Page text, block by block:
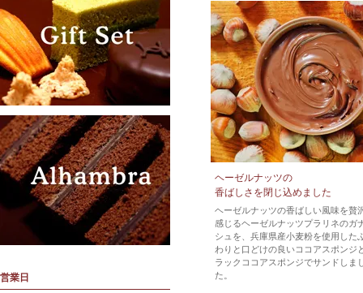
ヘーゼルナッツの
香ばしさを閉じ込めました
ヘーゼルナッツの香ばしい風味を贅
感じるヘーゼルナッツプラリネのガ
シュを、兵庫県産小麦粉を使用した
わりと口どけの良いココアスポンジ
ラックココアスポンジでサンドしま
た。
営業日